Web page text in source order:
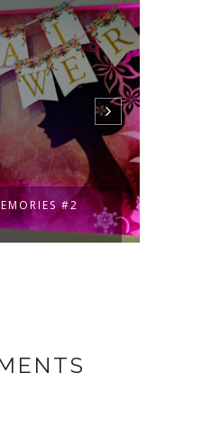
#2